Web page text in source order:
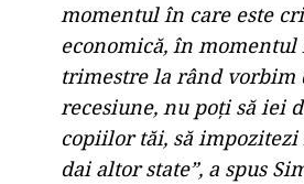
momentul în care este
economică, în
trimestre la rând vorbim
recesiune, nu poţi să iei
copiilor tăi, să impozitezi
dai altor state”, a spus